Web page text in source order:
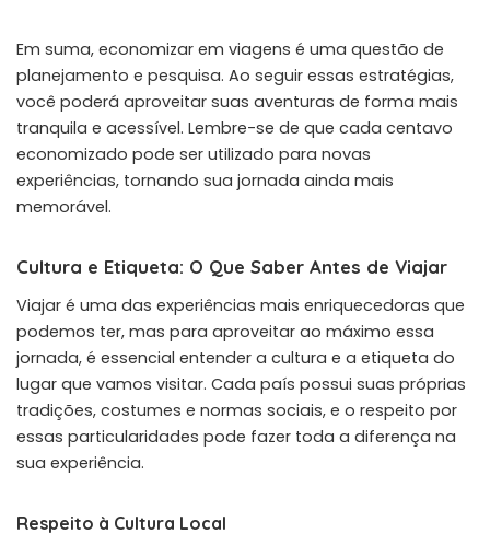
Em suma, economizar em viagens é uma questão de
planejamento e pesquisa. Ao seguir essas estratégias,
você poderá aproveitar suas aventuras de forma mais
tranquila e acessível. Lembre-se de que cada centavo
economizado pode ser utilizado para novas
experiências, tornando sua jornada ainda mais
memorável.
Cultura e Etiqueta: O Que Saber Antes de Viajar
Viajar é uma das experiências mais enriquecedoras que
podemos ter, mas para aproveitar ao máximo essa
jornada, é essencial entender a cultura e a etiqueta do
lugar que vamos visitar. Cada país possui suas próprias
tradições, costumes e normas sociais, e o respeito por
essas particularidades pode fazer toda a diferença na
sua experiência.
Respeito à Cultura Local